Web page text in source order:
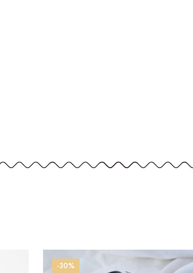
-30%